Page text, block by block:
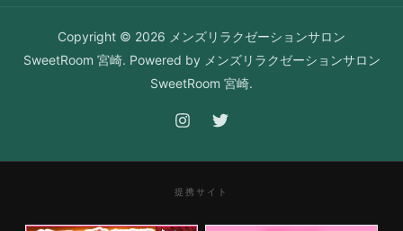
Copyright © 2026 メンズリラクゼーションサロン
SweetRoom 宮崎. Powered by メンズリラクゼーションサロン
SweetRoom 宮崎.
提携サイト